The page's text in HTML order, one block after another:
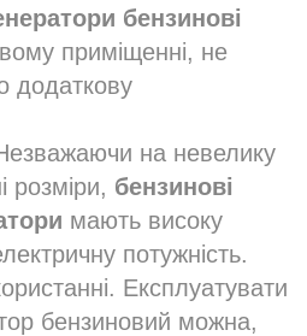
бензинові
приміщенні, не
додаткову
на невелику
розміри, бензинові
мають високу
потужність.
Експлуатувати
бензиновий можна,